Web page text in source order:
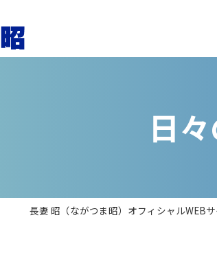
日々
長妻 昭（ながつま昭）オフィシャルWEB